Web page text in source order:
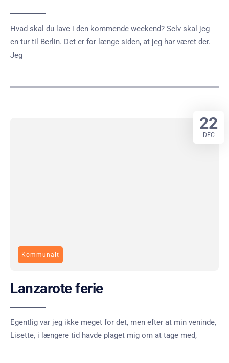
Hvad skal du lave i den kommende weekend? Selv skal jeg
en tur til Berlin. Det er for længe siden, at jeg har været der.
Jeg
Kommunalt
Lanzarote ferie
Egentlig var jeg ikke meget for det, men efter at min veninde,
Lisette, i længere tid havde plaget mig om at tage med,
22
DEC